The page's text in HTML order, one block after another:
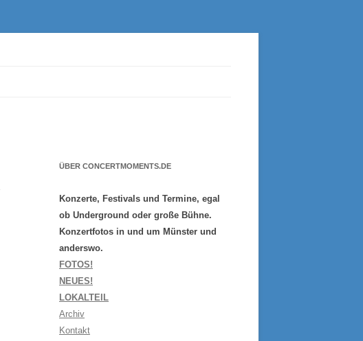
ÜBER CONCERTMOMENTS.DE
Konzerte, Festivals und Termine, egal
ob Underground oder große Bühne.
Konzertfotos in und um Münster und
anderswo.
FOTOS!
NEUES!
LOKALTEIL
Archiv
Kontakt